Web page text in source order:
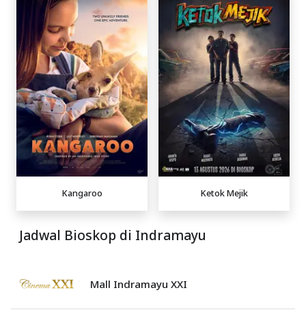
Kangaroo Ketok Mejik
Jadwal Bioskop di Indramayu
Mall Indramayu XXI